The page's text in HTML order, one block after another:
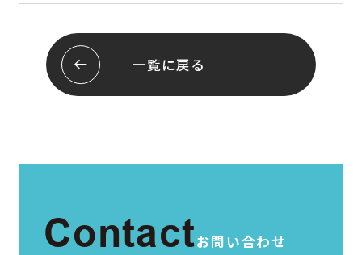
会社概要
スタッフ紹介
プライバシーポリシー
一覧に戻る
Contactお問い合わせ